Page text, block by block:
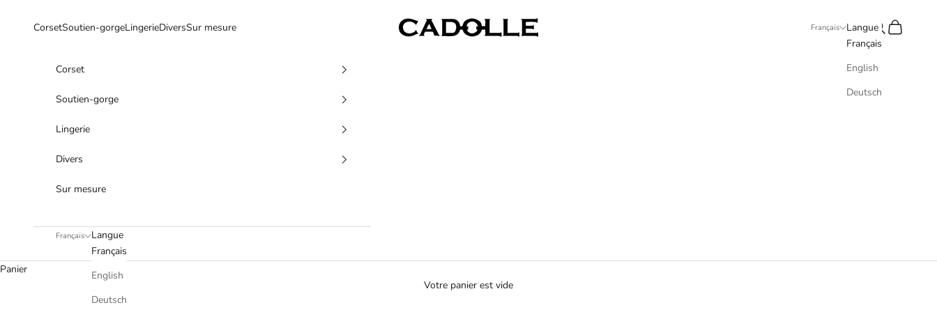
Cadolle
CorsetSoutien-gorgeLingerieDiversSur mesure Français
Langue
Français
English
Deutsch
Recherche
Panier
Corset
Soutien-gorge
Lingerie
Divers
Sur mesure
Français
Langue
Français
English
Deutsch
Panier
Votre panier est vide